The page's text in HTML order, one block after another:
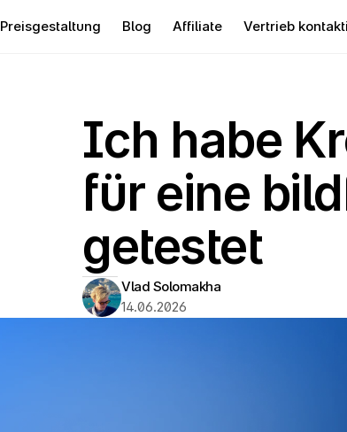
Preisgestaltung Blog Affiliate Vertrieb
Ich habe
für eine
getestet
Vlad Solomakha
14.06.2026